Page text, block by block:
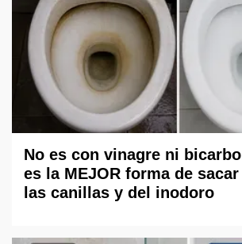
No es con vinagre ni
es la MEJOR forma de
las canillas y del inodoro